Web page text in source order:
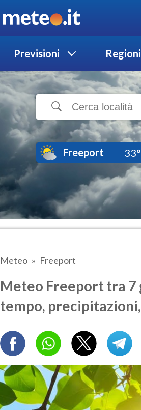
Previsioni Regioni
Freeport 33°
Meteo Freeport
Meteo Freeport tra 7
tempo,